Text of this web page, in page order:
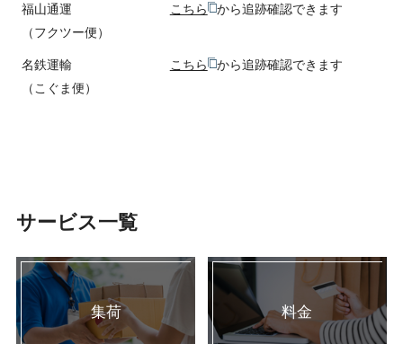
福山通運
（フクツー便）
こちら から追跡確認できます
名鉄運輸
（こぐま便）
こちら から追跡確認できます
サービス一覧
集荷 料金